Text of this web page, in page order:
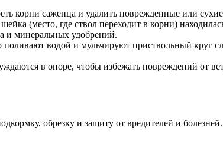
корни саженца и удалить поврежденные или
(место, где ствол переходит в корни)
и минеральных удобрений.
водой и мульчируют приствольный круг
в опоре, чтобы избежать повреждений от
обрезку и защиту от вредителей и болезней.